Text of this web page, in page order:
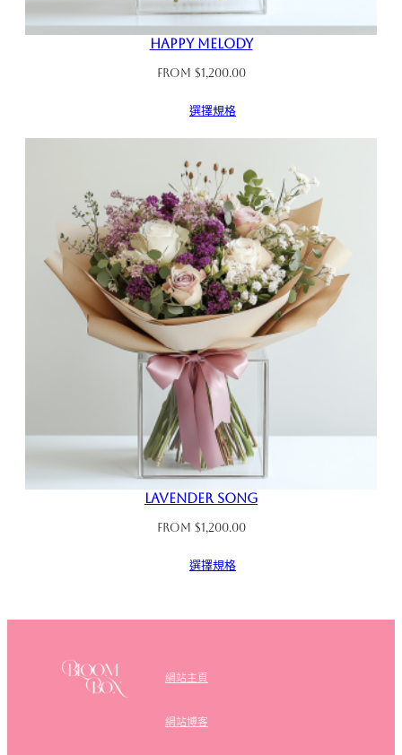
Happy Melody
From $1,200.00
選擇規格
Lavender Song
From $1,200.00
選擇規格
網站主頁
網站博客